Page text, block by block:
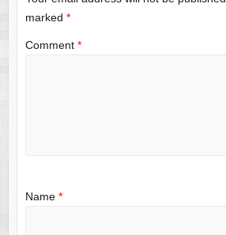
marked *
Comment *
Name *